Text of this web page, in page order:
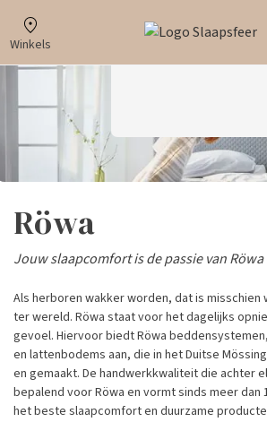
Winkels
Röwa
Jouw slaapcomfort is de passie van Röwa
Als herboren wakker worden, dat is
ter wereld. Röwa staat voor het dagelijks
gevoel. Hiervoor biedt Röwa
en lattenbodems aan, die in het Duitse
en gemaakt. De handwerkkwaliteit die achter
bepalend voor Röwa en vormt sinds meer dan
het beste slaapcomfort en duurzame